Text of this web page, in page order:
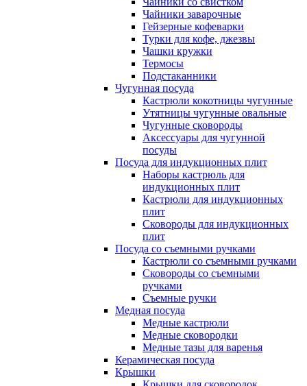
Чайники заварочные
Гейзерные кофеварки
Турки для кофе, джезвы
Чашки кружки
Термосы
Подстаканники
Чугунная посуда
Кастрюли кокотницы чугунные
Утятницы чугунные овальные
Чугунные сковороды
Аксессуары для чугунной
посуды
Посуда для индукционных плит
Наборы кастрюль для
индукционных плит
Кастрюли для индукционных
плит
Сковороды для индукционных
плит
Посуда со съемными ручками
Кастрюли со съемными ручками
Сковороды со съемными
ручками
Съемные ручки
Медная посуда
Медные кастрюли
Медные сковородки
Медные тазы для варенья
Керамическая посуда
Крышки